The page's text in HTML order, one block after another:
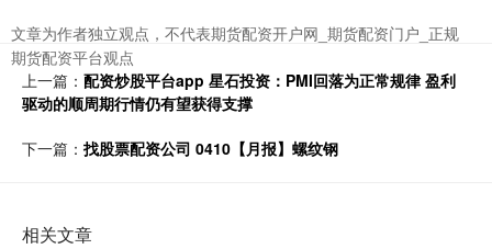
文章为作者独立观点，不代表期货配资开户网_期货配资门户_正规
期货配资平台观点
上一篇： 配资炒股平台app 星石投资：PMI回落为正常规律 盈利
驱动的顺周期行情仍有望获得支撑
下一篇： 找股票配资公司 0410【月报】螺纹钢
相关文章